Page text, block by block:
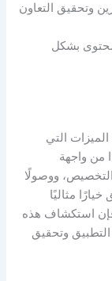
وتحقيق التعاون
بشكل
التي
من واجهة
ووصولًا
مثاليًا
فإن استكشاف هذه
وتحقيق